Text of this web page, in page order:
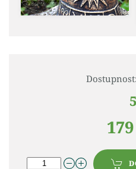
Dostupnost:
5